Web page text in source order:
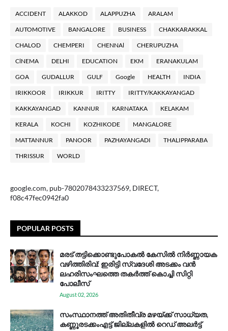
ACCIDENT ALAKKOD ALAPPUZHA ARALAM
AUTOMOTIVE BANGALORE BUSINESS CHAKKARAKKAL
CHALOD CHEMPERI CHENNAl CHERUPUZHA
ClNEMA DELHI EDUCATION EKM ERANAKULAM
GOA GUDALLUR GULF Google HEALTH INDIA
IRIKKOOR IRIKKUR IRITTY IRITTY/KAKKAYANGAD
KAKKAYANGAD KANNUR KARNATAKA KELAKAM
KERALA KOCHI KOZHIKODE MANGALORE
MATTANNUR PANOOR PAZHAYANGADI THALIPPARABA
THRISSUR WORLD
google.com, pub-7802078433237569, DIRECT,
f08c47fec0942fa0
POPULAR POSTS
മരട് തട്ടിക്കൊണ്ടുപോകൽ കേസിൽ നിർണ്ണായക
വഴിത്തിരിവ്: ഇരിട്ടി സ്വദേശി അടക്കം വൻ
ലഹരിസംഘത്തെ തകർത്ത് കൊച്ചി സിറ്റി
പോലീസ്
August 02, 2026
സം​സ്ഥാ​ന​ത്ത് അ​തി​തീ​വ്ര മ​ഴ​യ്ക്ക് സാ​ധ്യ​ത,
കണ്ണൂരടക്കംഎ​ട്ട് ജി​ല്ല​ക​ളി​ൽ റെ​ഡ് അ​ലർ​ട്ട്